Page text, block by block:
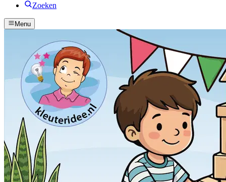
Zoeken
Menu